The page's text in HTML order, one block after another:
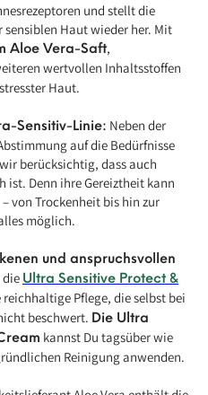
und stellt die
Haut wieder her. Mit
Aloe Vera-Saft,
wertvollen Inhaltsstoffen
Haut.
Sensitiv-Linie: Neben der
auf die Bedürfnisse
berücksichtig, dass auch
ist. Denn ihre Gereiztheit kann
von Trockenheit bis hin zur
möglich.
und anspruchsvollen
die Ultra Sensitive Protect &
reichhaltige Pflege, die selbst bei
beschwert. Die Ultra
kannst Du tagsüber wie
Reinigung anwenden.